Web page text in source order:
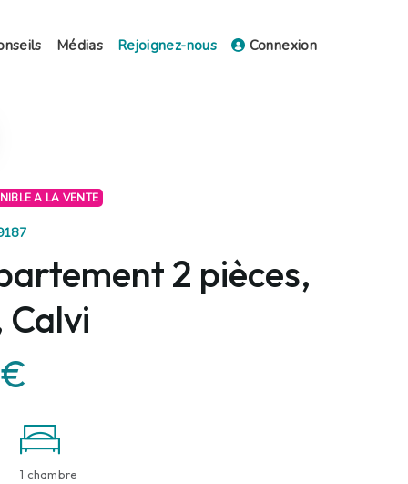
Médias Rejoignez-nous Connexion
A LA VENTE
2 pièces,
1 chambre